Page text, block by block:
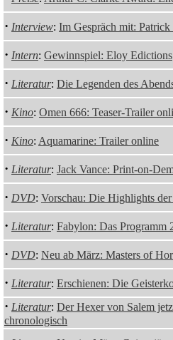
· Interview: Im Gespräch mit: Patrick
· Intern: Gewinnspiel: Eloy Edictions
· Literatur: Die Legenden des
· Kino: Omen 666: Teaser-Trailer
· Kino: Aquamarine: Trailer online
· Literatur: Jack Vance: Print-on-
· DVD: Vorschau: Die Highlights
· Literatur: Fabylon: Das Programm
· DVD: Neu ab März: Masters of
· Literatur: Erschienen: Die
· Literatur: Der Hexer von Salem
chronologisch